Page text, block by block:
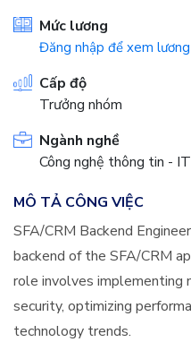
Mức lương
Đăng nhập để xem lương
Cấp độ
Trưởng nhóm
Ngành nghề
Công nghệ thông tin -
MÔ TẢ CÔNG VIỆC
SFA/CRM Backend
backend of the SFA/CRM
role involves implementing
security, optimizing
technology trends.